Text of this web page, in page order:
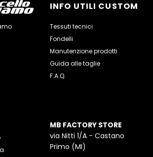
INFO UTILI CUSTOM
Tessuti tecnici
Fondelli
Manutenzione prodotti
Guida alle taglie
F.A.Q.
MB FACTORY STORE
via Nitti 1/A - Castano
Primo (MI)